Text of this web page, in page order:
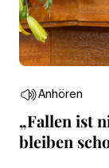
Anhören
„Fallen ist
bleiben